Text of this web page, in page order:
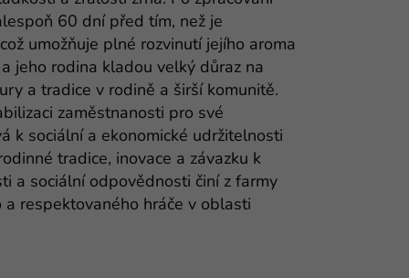
60 dní před tím, než je
umožňuje plné rozvinutí jejího aroma
jeho rodina kladou velký důraz na
a tradice v rodině a širší komunitě.
zaměstnanosti pro své
k sociální a ekonomické udržitelnosti
tradice, inovace a závazku k
a sociální odpovědnosti činí z farmy
respektovaného hráče v oblasti